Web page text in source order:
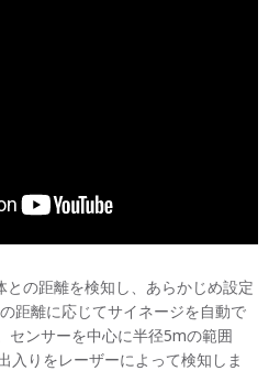
との距離を検知し、あらかじめ設定
距離に応じてサイネージを自動で
センサーを中心に半径5mの範囲
入りをレーザーによって検知しま